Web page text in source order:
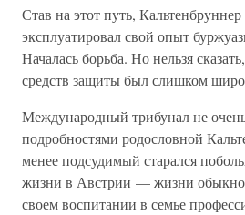
Став на этот путь,
эксплуатировал свой опыт
Началась борьба. Но нельзя
средств защиты был слишком
Международный трибунал не
подробностями родословной
менее подсудимый старался
жизни в Австрии — жизни
своем воспитании в семье